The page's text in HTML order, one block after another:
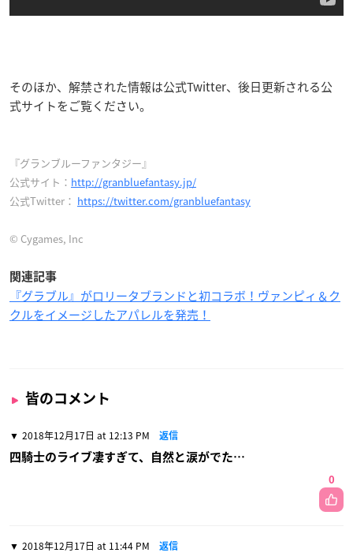
そのほか、解禁された情報は公式Twitter、後日更新される公
式サイトをご覧ください。
『グランブルーファンタジー』
公式サイト： http://granbluefantasy.jp/
公式Twitter： https://twitter.com/granbluefantasy
© Cygames, Inc
関連記事
『グラブル』がロリータブランドと初コラボ！ヴァンピィ＆ク
クルをイメージしたアパレルを発売！
皆のコメント
2018年12月17日 at 12:13 PM 返信
四騎士のライブ凄すぎて、自然と涙がでた…
0
2018年12月17日 at 11:44 PM 返信